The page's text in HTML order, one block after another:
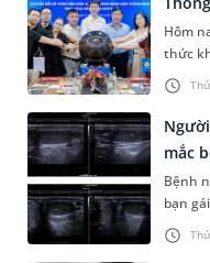
Hôm
thức
Quản
mắc
Bệnh
bạn
sức
làm